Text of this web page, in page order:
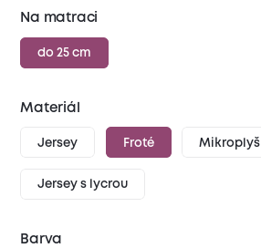
Na matraci
do 25 cm
Materiál
Jersey Froté Mikroplyš
Jersey s lycrou
Barva